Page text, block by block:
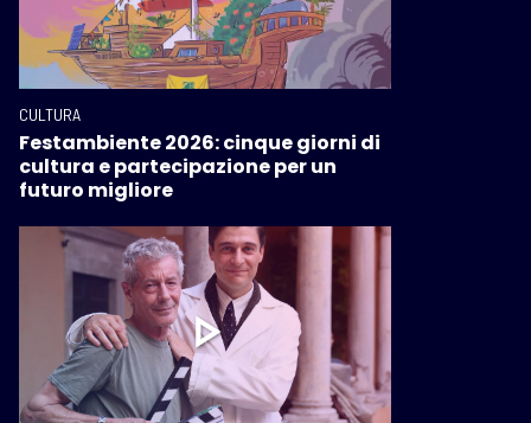
CULTURA
Festambiente 2026: cinque giorni di
cultura e partecipazione per un
futuro migliore